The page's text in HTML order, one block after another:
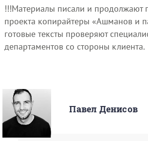
!!!Материалы писали и продолжают
проекта копирайтеры «Ашманов и
готовые тексты проверяют
департаментов со стороны клиента.
Павел Денисов